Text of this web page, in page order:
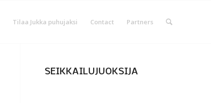
Tilaa Jukka puhujaksi Contact Partners
SEIKKAILUJUOKSIJA